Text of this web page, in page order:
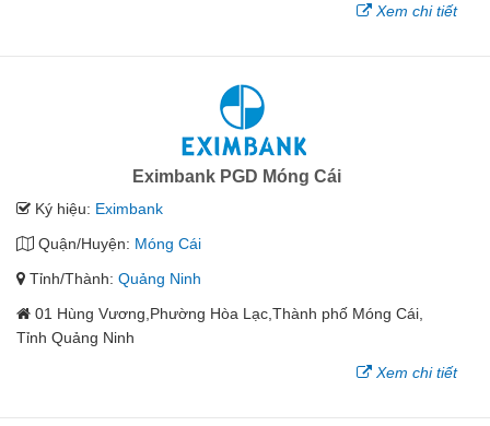
Xem chi tiết
Eximbank PGD Móng Cái
Ký hiệu: Eximbank
Quận/Huyện: Móng Cái
Tỉnh/Thành: Quảng Ninh
01 Hùng Vương,Phường Hòa Lạc,Thành phố Móng Cái,
Tỉnh Quảng Ninh
Xem chi tiết